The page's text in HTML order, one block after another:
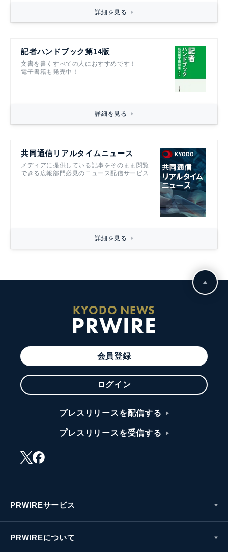
詳細を見る
記者ハンドブック第14版
文書を書くすべての人におすすめです！
電子書籍も発売中！
詳細を見る
共同通信リアルタイムニュース
メディアに提供している記事をそのまま閲覧
できる広報部門必見のニュース配信サービス
詳細を見る
KYODO NEWS
PRWIRE
会員登録
ログイン
プレスリリースを配信する
プレスリリースを受信する
PRWIREサービス
PRWIREについて